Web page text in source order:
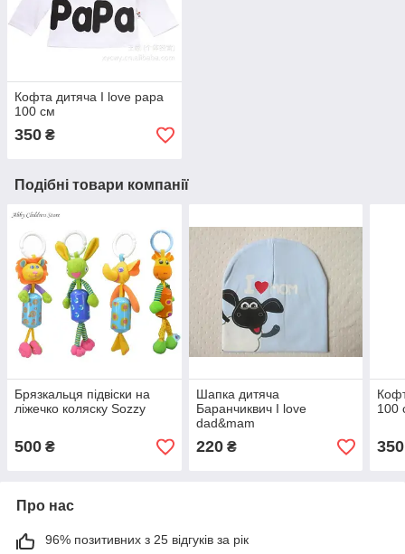
Кофта дитяча I love papa
100 см
350 ₴
Подібні товари компанії
Брязкальця підвіски на
ліжечко коляску Sozzy
500 ₴
Шапка дитяча
Баранчиквич I love
dad&mam
220₴
100
350
Про нас
96% позитивних з 25 відгуків за рік